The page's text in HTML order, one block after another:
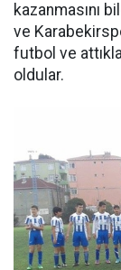
kazanmasını
ve
futbol ve
oldular.